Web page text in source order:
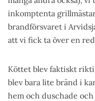
inkomptenta
brandförsvaret i
att vi fick ta över en
Köttet blev faktiskt
blev bara lite bränd i
hem och duschade